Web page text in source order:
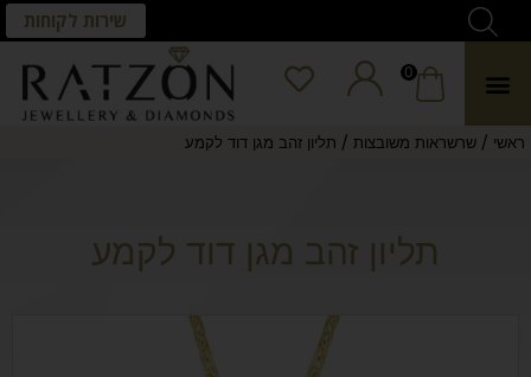
שירות לקוחות
0
ראשי / שרשראות משובצות / תליון זהב מגן דוד לקמע
תליון זהב מגן דוד לקמע